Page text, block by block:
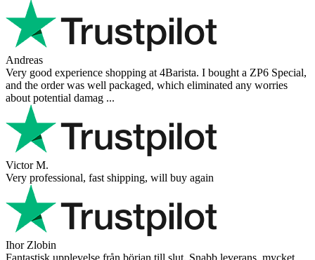
Andreas
Very good experience shopping at 4Barista. I bought a ZP6 Special,
and the order was well packaged, which eliminated any worries
about potential damag ...
Victor M.
Very professional, fast shipping, will buy again
Ihor Zlobin